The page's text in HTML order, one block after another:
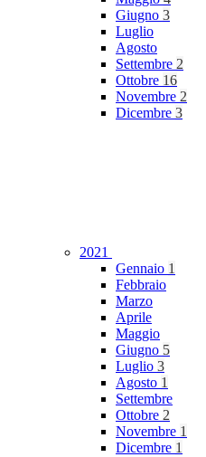
Giugno 3
Luglio
Agosto
Settembre 2
Ottobre 16
Novembre 2
Dicembre 3
2021
Gennaio 1
Febbraio
Marzo
Aprile
Maggio
Giugno 5
Luglio 3
Agosto 1
Settembre
Ottobre 2
Novembre 1
Dicembre 1